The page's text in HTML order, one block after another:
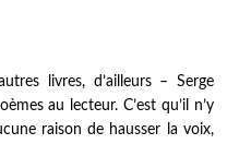
livres, d’ailleurs – Serge
au lecteur. C’est qu’il n’y
raison de hausser la voix,